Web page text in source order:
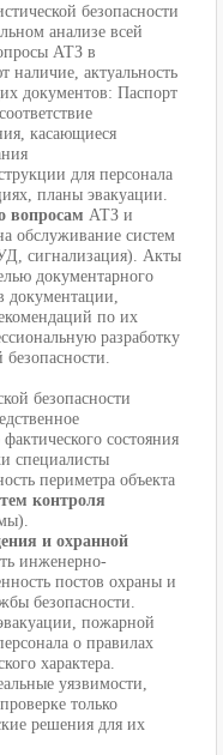
безопасности
анализе всей
АТЗ в
наличие, актуальность
документов: Паспорт
касающиеся
для персонала
планы эвакуации.
вопросам АТЗ и
обслуживание систем
сигнализация). Акты
документарного
документации,
по их
разработку
безопасности
состояния
специалисты
периметра объекта
контроля
и охранной
инженерно-
постов охраны и
безопасности.
пожарной
о правилах
характера.
уязвимости,
только
решения для их